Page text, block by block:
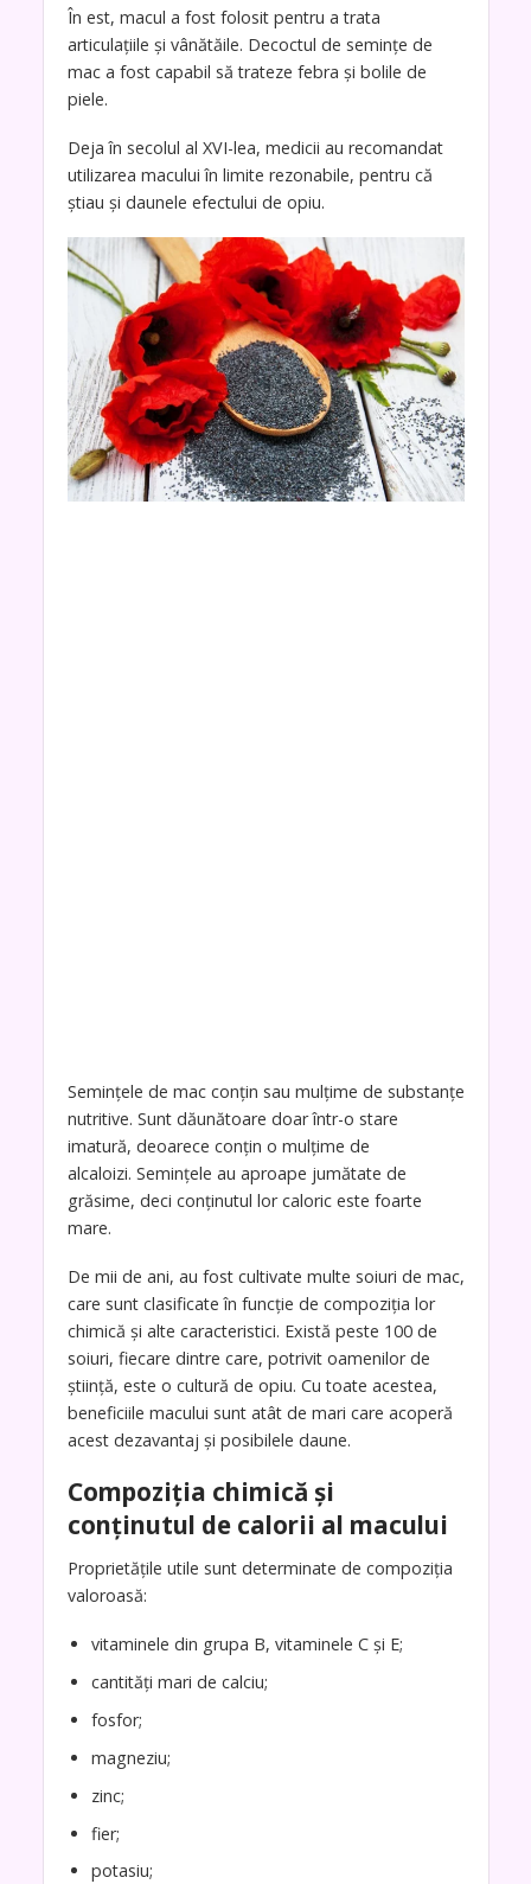
În est, macul a fost folosit pentru a trata
articulațiile și vânătăile. Decoctul de semințe de
mac a fost capabil să trateze febra și bolile de
piele.
Deja în secolul al XVI-lea, medicii au recomandat
utilizarea macului în limite rezonabile, pentru că
știau și daunele efectului de opiu.
Semințele de mac conțin sau mulțime de substanțe
nutritive. Sunt dăunătoare doar într-o stare
imatură, deoarece conțin o mulțime de
alcaloizi. Semințele au aproape jumătate de
grăsime, deci conținutul lor caloric este foarte
mare.
De mii de ani, au fost cultivate multe soiuri de mac,
care sunt clasificate în funcție de compoziția lor
chimică și alte caracteristici. Există peste 100 de
soiuri, fiecare dintre care, potrivit oamenilor de
știință, este o cultură de opiu. Cu toate acestea,
beneficiile macului sunt atât de mari care acoperă
acest dezavantaj și posibilele daune.
Compoziția chimică și
conținutul de calorii al macului
Proprietățile utile sunt determinate de compoziția
valoroasă:
vitaminele din grupa B, vitaminele C și E;
cantități mari de calciu;
fosfor;
magneziu;
zinc;
fier;
potasiu;